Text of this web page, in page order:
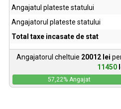
Angajatul plateste statului
Angajatorul plateste statului
Total taxe incasate de stat
Angajatorul cheltuie 20012 lei
11450
57,22% Angajat